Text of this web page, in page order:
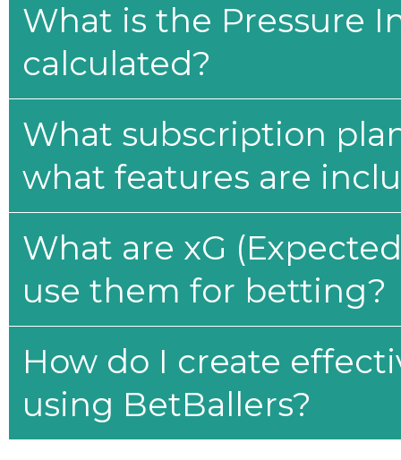
What is the Pressure
calculated?
What subscription
what features are
What are xG
use them for betting?
How do I create
using BetBallers?